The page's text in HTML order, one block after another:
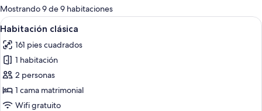
para
las
habitaciones
Mostrando 9 de 9 habitaciones
Abrir
todas
las
fotos
de
Habitación
clásica
Habitación de hotel con una cama
5
Habitación clásica
161 pies cuadrados
1 habitación
2 personas
1 cama matrimonial
Wifi gratuito